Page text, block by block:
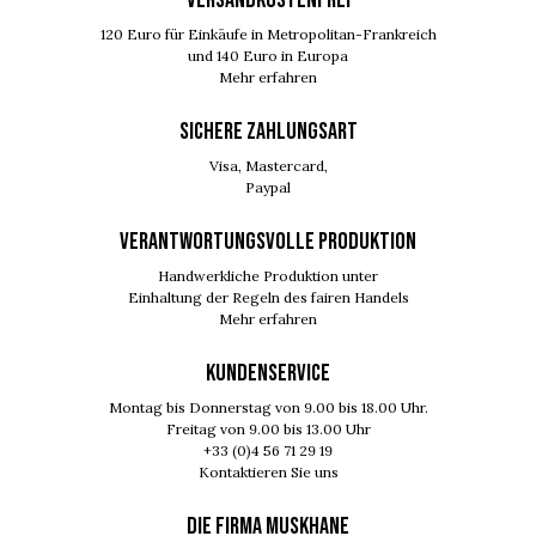
120 Euro für Einkäufe in Metropolitan-Frankreich
und 140 Euro in Europa
Mehr erfahren
SICHERE ZAHLUNGSART
Visa, Mastercard,
Paypal
VERANTWORTUNGSVOLLE PRODUKTION
Handwerkliche Produktion unter
Einhaltung der Regeln des fairen Handels
Mehr erfahren
KUNDENSERVICE
Montag bis Donnerstag von 9.00 bis 18.00 Uhr.
Freitag von 9.00 bis 13.00 Uhr
+33 (0)4 56 71 29 19
Kontaktieren Sie uns
DIE FIRMA MUSKHANE